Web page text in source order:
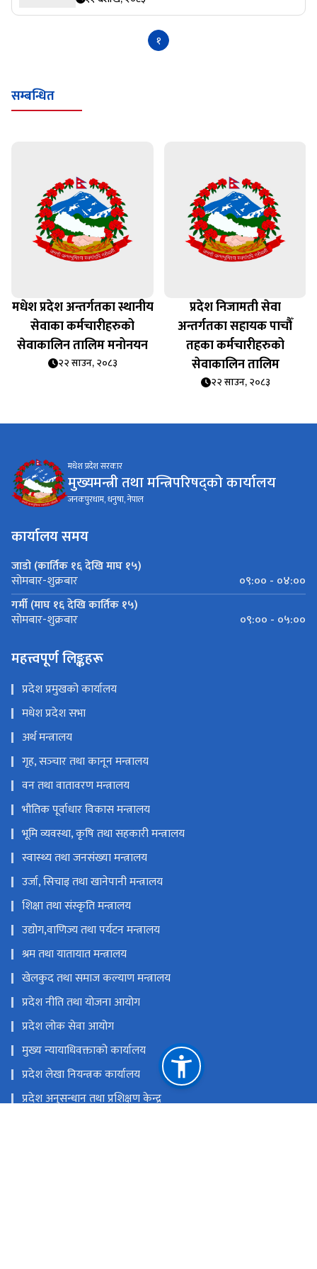
१
सम्बन्धित
मधेश प्रदेश अन्तर्गतका स्थानीय
सेवाका कर्मचारीहरुको
सेवाकालिन तालिम मनोनयन
२२ साउन, २०८३
प्रदेश निजामती सेवा
अन्तर्गतका सहायक पाचौँ
तहका कर्मचारीहरुको
सेवाकालिन तालिम
२२ साउन, २०८३
मधेश प्रदेश सरकार
मुख्यमन्त्री तथा मन्त्रिपरिषद्को कार्यालय
जनकपुरधाम, धनुषा, नेपाल
कार्यालय समय
जाडो (कार्तिक १६ देखि माघ १५)
सोमबार-शुक्रबार
०९:०० - ०४:००
गर्मी (माघ १६ देखि कार्तिक १५)
सोमबार-शुक्रबार ०९:०० - ०५:००
महत्त्वपूर्ण लिङ्कहरू
प्रदेश प्रमुखको कार्यालय
मधेश प्रदेश सभा
अर्थ मन्त्रालय
गृह, सञ्‍चार तथा कानून मन्त्रालय
वन तथा वातावरण मन्त्रालय
भौतिक पूर्वाधार विकास मन्त्रालय
भूमि व्यवस्था, कृषि तथा सहकारी मन्त्रालय
स्वास्थ्य तथा जनसंख्या मन्त्रालय
उर्जा, सिचाइ तथा खानेपानी मन्त्रालय
शिक्षा तथा संस्कृति मन्त्रालय
उद्योग,वाणिज्य तथा पर्यटन मन्त्रालय
श्रम तथा यातायात मन्त्रालय
खेलकुद तथा समाज कल्याण मन्त्रालय
प्रदेश नीति तथा योजना आयोग
प्रदेश लोक सेवा आयोग
मुख्य न्यायाधिवक्ताको कार्यालय
प्रदेश लेखा नियन्त्रक कार्यालय
प्रदेश अनुसन्धान तथा प्रशिक्षण केन्द्र